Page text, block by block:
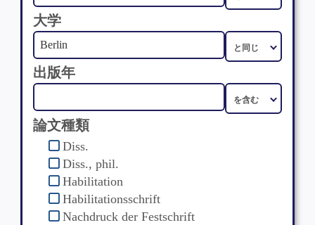
大学
出版年
論文種類
Diss.
Diss., phil.
Habilitation
Habilitationsschrift
Nachdruck der Festschrift